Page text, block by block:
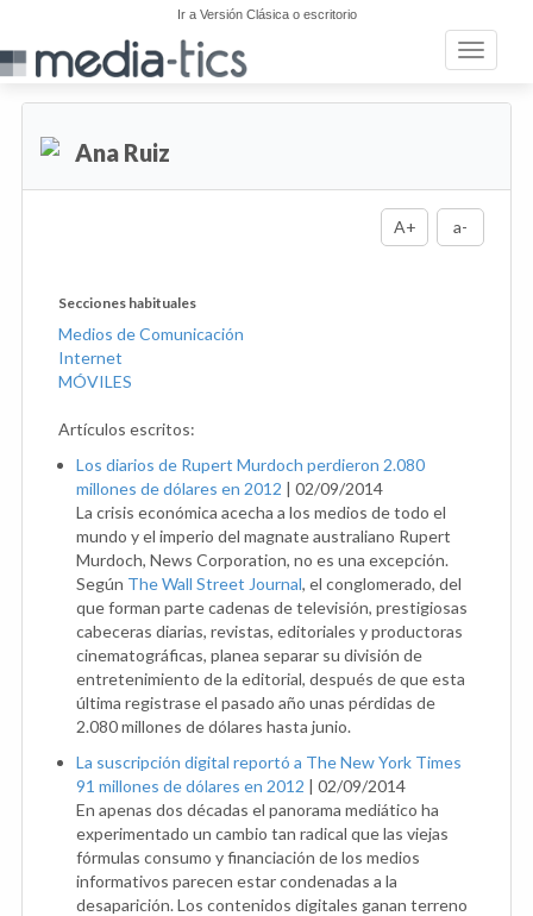
Ir a Versión Clásica o escritorio
Toggle
Ana Ruiz
A+ a-
Secciones habituales
Medios de Comunicación
Internet
MÓVILES
Artículos escritos:
Los diarios de Rupert Murdoch perdieron 2.080
millones de dólares en 2012 | 02/09/2014
La crisis económica acecha a los medios de todo el
mundo y el imperio del magnate australiano Rupert
Murdoch, News Corporation, no es una excepción.
Según The Wall Street Journal, el conglomerado, del
que forman parte cadenas de televisión, prestigiosas
cabeceras diarias, revistas, editoriales y productoras
cinematográficas, planea separar su división de
entretenimiento de la editorial, después de que esta
última registrase el pasado año unas pérdidas de
2.080 millones de dólares hasta junio.
La suscripción digital reportó a The New York Times
91 millones de dólares en 2012 | 02/09/2014
En apenas dos décadas el panorama mediático ha
experimentado un cambio tan radical que las viejas
fórmulas consumo y financiación de los medios
informativos parecen estar condenadas a la
desaparición. Los contenidos digitales ganan terreno